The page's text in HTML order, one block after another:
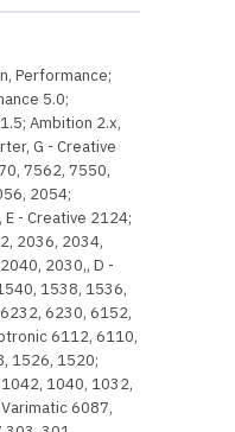
Performance;
5.0;
Ambition 2.х,
G - Creative
7562, 7550,
2054;
- Creative 2124;
2036, 2034,
2030,, D -
1538, 1536,
6230, 6152,
6112, 6110,
1526, 1520;
1040, 1032,
6087,